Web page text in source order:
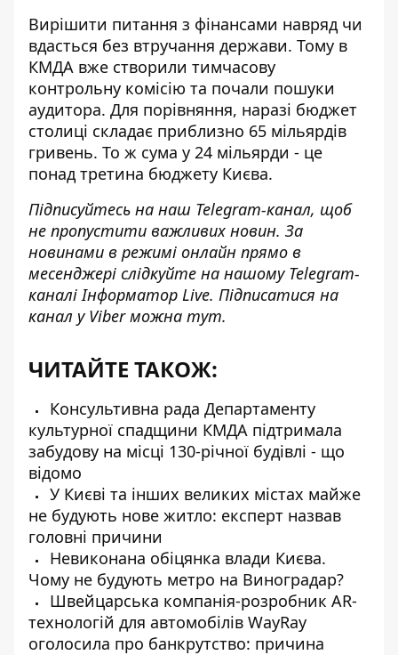
Вирішити питання з фінансами навряд чи
вдасться без втручання держави. Тому в
КМДА вже створили тимчасову
контрольну комісію та почали пошуки
аудитора. Для порівняння, наразі бюджет
столиці складає приблизно 65 мільярдів
гривень. То ж сума у 24 мільярди - це
понад третина бюджету Києва.
Підписуйтесь на наш Telegram-канал, щоб
не пропустити важливих новин. За
новинами в режимі онлайн прямо в
месенджері слідкуйте на нашому Telegram-
каналі Інформатор Live. Підписатися на
канал у Viber можна тут.
ЧИТАЙТЕ ТАКОЖ:
Консультивна рада Департаменту
культурної спадщини КМДА підтримала
забудову на місці 130-річної будівлі - що
відомо
У Києві та інших великих містах майже
не будують нове житло: експерт назвав
головні причини
Невиконана обіцянка влади Києва.
Чому не будують метро на Виноградар?
Швейцарська компанія-розробник AR-
технологій для автомобілів WayRay
оголосила про банкрутство: причина